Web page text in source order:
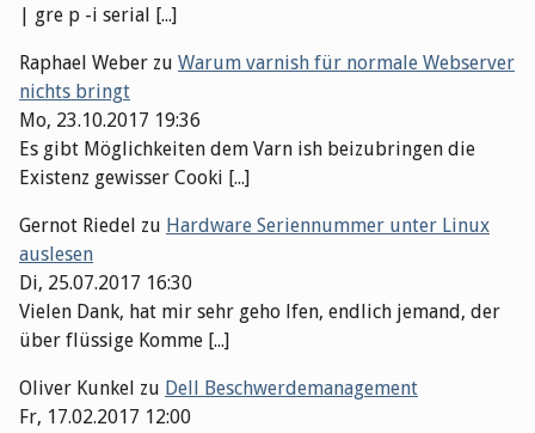
| gre p -i serial [...]
Raphael Weber zu Warum varnish für normale Webserver
nichts bringt
Mo, 23.10.2017 19:36
Es gibt Möglichkeiten dem Varn ish beizubringen die
Existenz gewisser Cooki [...]
Gernot Riedel zu Hardware Seriennummer unter Linux
auslesen
Di, 25.07.2017 16:30
Vielen Dank, hat mir sehr geho lfen, endlich jemand, der
über flüssige Komme [...]
Oliver Kunkel zu Dell Beschwerdemanagement
Fr, 17.02.2017 12:00